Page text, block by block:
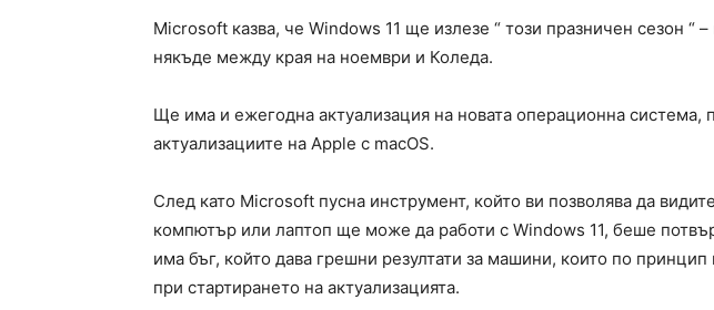
Microsoft казва, че Windows 11 ще излезе “ този празничен сезон “
някъде между края на ноември и Коледа.
Ще има и ежегодна актуализация на новата операционна система,
актуализациите на Apple с macOS.
След като Microsoft пусна инструмент, който ви позволява да
компютър или лаптоп ще може да работи с Windows 11, беше
има бъг, който дава грешни резултати за машини, които по
при стартирането на актуализацията.